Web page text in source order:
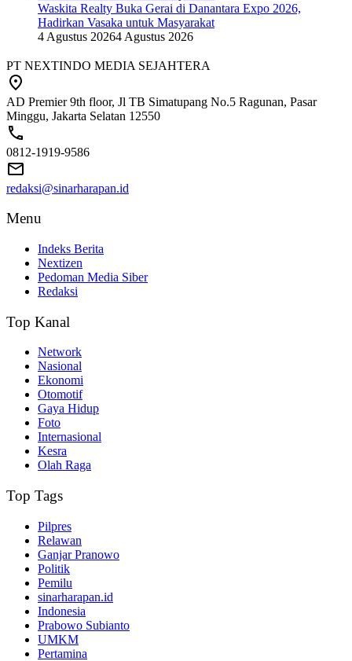
Waskita Realty Buka Gerai di Danantara Expo 2026,
Hadirkan Vasaka untuk Masyarakat
4 Agustus 20264 Agustus 2026
PT NEXTINDO MEDIA SEJAHTERA
AD Premier 9th floor, Jl TB Simatupang No.5 Ragunan, Pasar
Minggu, Jakarta Selatan 12550
0812-1919-9586
redaksi@sinarharapan.id
Menu
Indeks Berita
Nextizen
Pedoman Media Siber
Redaksi
Top Kanal
Network
Nasional
Ekonomi
Otomotif
Gaya Hidup
Foto
Internasional
Kesra
Olah Raga
Top Tags
Pilpres
Relawan
Ganjar Pranowo
Politik
Pemilu
sinarharapan.id
Indonesia
Prabowo Subianto
UMKM
Pertamina